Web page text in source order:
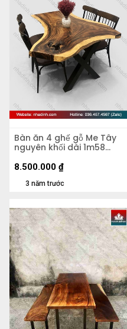
Bàn ăn 4 ghế gỗ Me Tây
nguyên khối dài 1m58
rộng 82-67-1m11 dày 6,5
(cm)
3 năm trước
8.500.000 ₫